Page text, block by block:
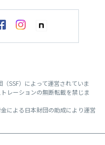
SSF）によって運営されていま
レーションの無断転載を禁じま
による日本財団の助成により運営